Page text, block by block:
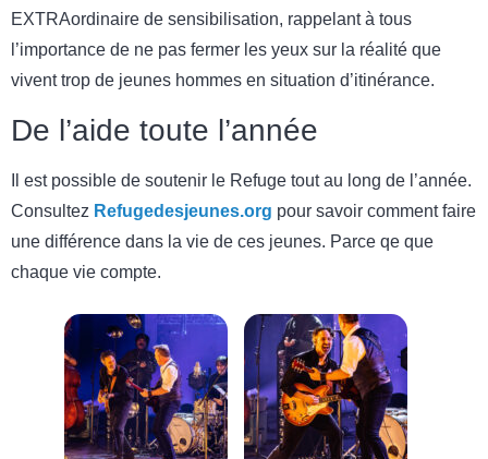
EXTRAordinaire de sensibilisation, rappelant à tous
l’importance de ne pas fermer les yeux sur la réalité que
vivent trop de jeunes hommes en situation d’itinérance.
De l’aide toute l’année
Il est possible de soutenir le Refuge tout au long de l’année.
Consultez Refugedesjeunes.org pour savoir comment faire
une différence dans la vie de ces jeunes. Parce qe que
chaque vie compte.